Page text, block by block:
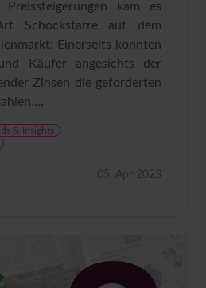
Preissteigerungen kam es
Schockstarre auf dem
Einerseits konnten
Käufer angesichts der
Zinsen die geforderten
& Insights
05. Apr 2023